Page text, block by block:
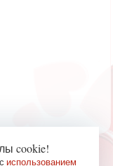
cookie!
использованием